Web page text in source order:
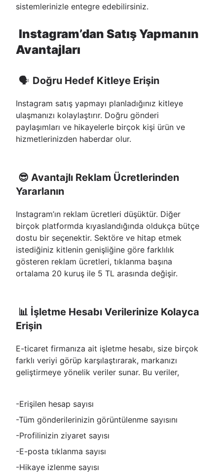
sistemlerinizle entegre edebilirsiniz.
Instagram’dan Satış Yapmanın
Avantajları
🗣 Doğru Hedef Kitleye Erişin
Instagram satış yapmayı planladığınız kitleye
ulaşmanızı kolaylaştırır. Doğru gönderi
paylaşımları ve hikayelerle birçok kişi ürün ve
hizmetlerinizden haberdar olur.
😎 Avantajlı Reklam Ücretlerinden
Yararlanın
Instagram’ın reklam ücretleri düşüktür. Diğer
birçok platformda kıyaslandığında oldukça bütçe
dostu bir seçenektir. Sektöre ve hitap etmek
istediğiniz kitlenin genişliğine göre farklılık
gösteren reklam ücretleri, tıklanma başına
ortalama 20 kuruş ile 5 TL arasında değişir.
📊 İşletme Hesabı Verilerinize Kolayca
Erişin
E-ticaret firmanıza ait işletme hesabı, size birçok
farklı veriyi görüp karşılaştırarak, markanızı
geliştirmeye yönelik veriler sunar. Bu veriler,
-Erişilen hesap sayısı
-Tüm gönderilerinizin görüntülenme sayısını
-Profilinizin ziyaret sayısı
-E-posta tıklanma sayısı
-Hikaye izlenme sayısı